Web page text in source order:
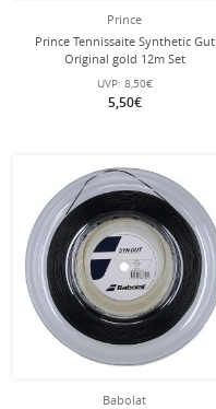
Prince
Prince Tennissaite Synthetic Gut
Original gold 12m Set
UVP: 8,50€
5,50€
Babolat